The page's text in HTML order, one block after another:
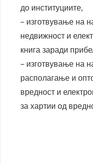
до институциите,
– изготвување на
недвижност и
книга заради
– изготвување на
располагање и
вредност и
за хартии од